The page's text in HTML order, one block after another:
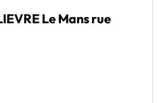
Le Mans rue